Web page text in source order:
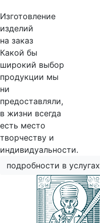
Изготовление
изделий
на заказ
Какой бы
широкий выбор
продукции мы
ни
предоставляли,
в жизни всегда
есть место
творчеству и
индивидуальности.
подробности в услугах